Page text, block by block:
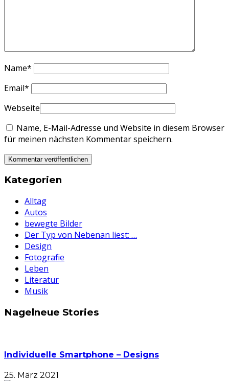
Name*
Email*
Webseite
Name, E-Mail-Adresse und Website in diesem Browser
für meinen nächsten Kommentar speichern.
Kategorien
Alltag
Autos
bewegte Bilder
Der Typ von Nebenan liest: …
Design
Fotografie
Leben
Literatur
Musik
Nagelneue Stories
Individuelle Smartphone – Designs
25. März 2021